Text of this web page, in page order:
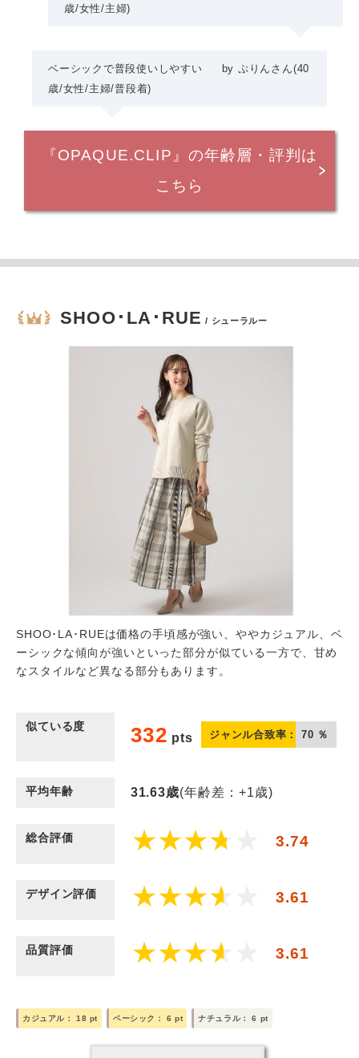
歳/女性/主婦)
ベーシックで普段使いしやすい by ぷりんさん(40
歳/女性/主婦/普段着)
『OPAQUE.CLIP』の年齢層・評判は
こちら
SHOO･LA･RUE / シューラルー
SHOO･LA･RUEは価格の手頃感が強い、ややカジュアル、ベ
ーシックな傾向が強いといった部分が似ている一方で、甘め
なスタイルなど異なる部分もあります。
似ている度 332 pts ジャンル合致率： 70 ％
平均年齢 31.63歳(年齢差：+1歳)
総合評価 3.74
デザイン評価 3.61
品質評価 3.61
カジュアル：18 pt ベーシック： 6pt ナチュラル：6 pt